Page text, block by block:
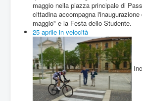
maggio nella piazza principale di
cittadina accompagna
maggio" e la Festa dello Studente.
25 aprile in velocità